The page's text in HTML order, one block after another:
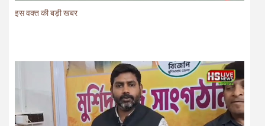
इस वक्त की बड़ी खबर